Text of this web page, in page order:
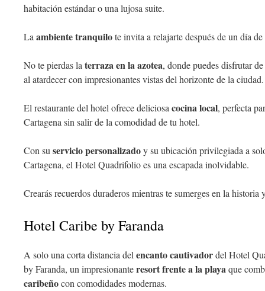
habitación estándar o una lujosa suite.
La ambiente tranquilote invita a relajarte después de un día
No te pierdas la terraza en la azotea, donde puedes disfrutar
al atardecer con impresionantes vistas del horizonte de la ciudad.
El restaurante del hotel ofrece deliciosa cocina local, perfecta
Cartagena sin salir de la comodidad de tu hotel.
Con su servicio personalizadoy su ubicación privilegiada a
Cartagena, el Hotel Quadrifolio es una escapada inolvidable.
Crearás recuerdos duraderos mientras te sumerges en la
Hotel Caribe by Faranda
A solo una corta distancia del encanto cautivadordel Hotel
by Faranda, un impresionanteresort frente a la playaque
caribeñocon comodidades modernas.